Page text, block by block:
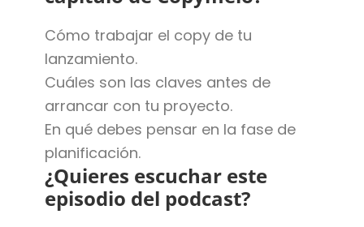
Cómo trabajar el copy de tu
lanzamiento.
Cuáles son las claves antes de
arrancar con tu proyecto.
En qué debes pensar en la fase de
planificación.
¿Quieres escuchar este
episodio del podcast?